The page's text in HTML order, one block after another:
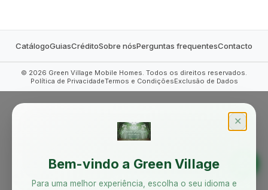
CatálogoGuiasCréditoSobre nósPerguntas frequentesContacto
© 2026 Green Village Mobile Homes. Todos os direitos reservados.
Política de PrivacidadeTermos e CondiçõesExclusão de Dados
✕
Bem-vindo a Green Village
Para uma melhor experiência, escolha o seu idioma e